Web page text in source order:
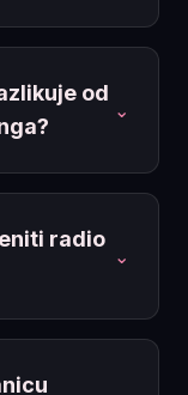
od
⌄
radio
⌄